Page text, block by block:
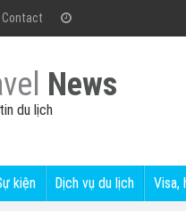
Contact
News
du lịch
kiện Dịch vụ du lịch Visa,